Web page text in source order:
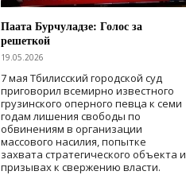
Паата Бурчуладзе: Голос за
решеткой
19.05.2026
7 мая Тбилисский городской суд
приговорил всемирно известного
грузинского оперного певца к семи
годам лишения свободы по
обвинениям в организации
массового насилия, попытке
захвата стратегического объекта и
призывах к свержению власти.